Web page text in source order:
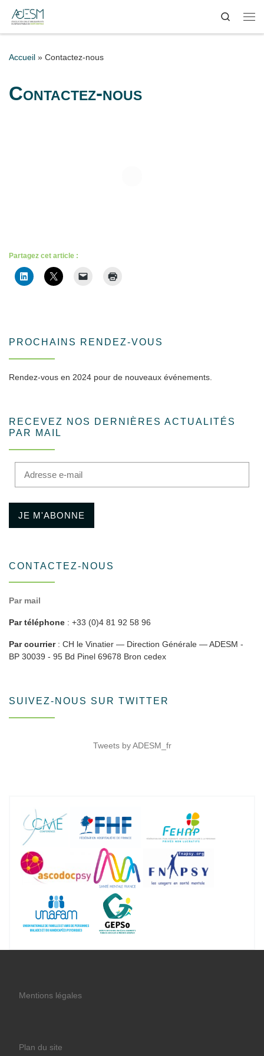
Passer au contenu
Search
Accueil » Contactez-nous
Contactez-nous
Partagez cet article :
PROCHAINS RENDEZ-VOUS
Rendez-vous en 2024 pour de nouveaux événements.
RECEVEZ NOS DERNIÈRES ACTUALITÉS
PAR MAIL
JE M'ABONNE
CONTACTEZ-NOUS
Par mail
Par téléphone : +33 (0)4 81 92 58 96
Par courrier: CH le Vinatier — Direction Générale — ADESM -
BP 30039 - 95 Bd Pinel 69678 Bron cedex
SUIVEZ-NOUS SUR TWITTER
Tweets by ADESM_fr
Mentions légales
Plan du site